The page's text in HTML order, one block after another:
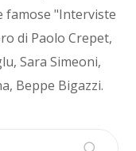
famose "Interviste
di Paolo Crepet,
Sara Simeoni,
Beppe Bigazzi.